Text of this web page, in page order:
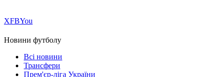
ХFBYou
Новини футболу
Всі новини
Трансфери
Прем'єр-ліга України